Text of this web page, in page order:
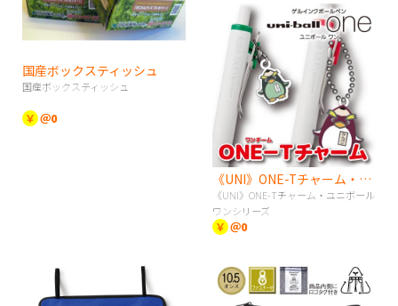
国産ボックスティッシュ
国産ボックスティッシュ
￥ ＠0
《UNI》ONE-Tチャーム・ユニボールワンシリーズ
《UNI》ONE-Tチャーム・ユニボール
ワンシリーズ
￥ ＠0